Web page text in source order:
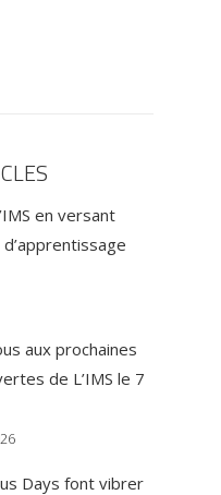
en versant
aux prochaines
de L’IMS le 7
Days font vibrer